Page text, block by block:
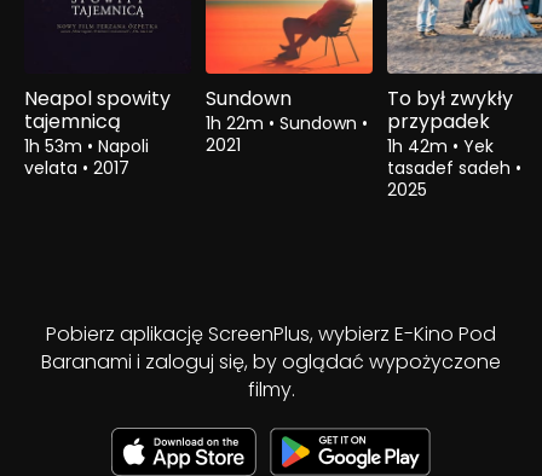
Neapol spowity
tajemnicą
1h 53m • Napoli
velata • 2017
Sundown
1h 22m • Sundown •
2021
To był zwykły
przypadek
1h 42m • Yek
tasadef sadeh •
2025
Pobierz aplikację ScreenPlus, wybierz E-Kino Pod
Baranami i zaloguj się, by oglądać wypożyczone
filmy.